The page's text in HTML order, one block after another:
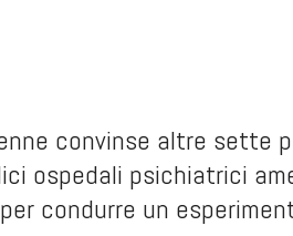
convinse altre sette
ospedali psichiatrici
condurre un